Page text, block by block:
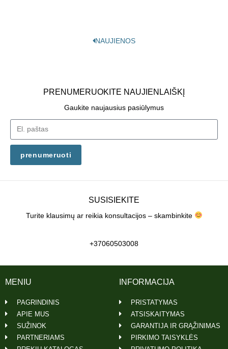
NAUJIENOS
PRENUMERUOKITE NAUJIENLAIŠKĮ
Gaukite naujausius pasiūlymus
prenumeruoti
SUSISIEKITE
Turite klausimų ar reikia konsultacijos – skambinkite
+37060503008
INFORMACIJA
PRISTATYMAS
ATSISKAITYMAS
GARANTIJA IR GRĄŽINIMAS
PIRKIMO TAISYKLĖS
MENIU
PAGRINDINIS
APIE MUS
SUŽINOK
PARTNERIAMS